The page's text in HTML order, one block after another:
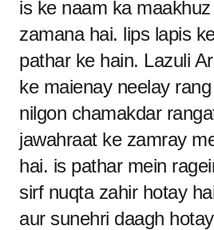
is ke naam ka
zamana hai. lips lapis
pathar ke hain. Lazuli
ke maienay neelay
nilgon chamakdar
jawahraat ke zamray
hai. is pathar mein
sirf nuqta zahir hotay
aur sunehri daagh